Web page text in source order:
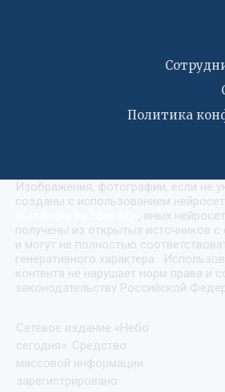
Политика
Изображения, фотографии, если не
созданы с использованием
, иных
получены из открытых источников
и могут не полностью
генеративного характера.
контента не нарушает норм права и
законодательству Российской
Сетевое издание «Небо
сегодня». Средство
массовой информации
зарегистрировано